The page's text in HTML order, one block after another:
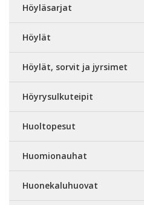
Höyläsarjat
Höylät
Höylät, sorvit ja jyrsimet
Höyrysulkuteipit
Huoltopesut
Huomionauhat
Huonekaluhuovat